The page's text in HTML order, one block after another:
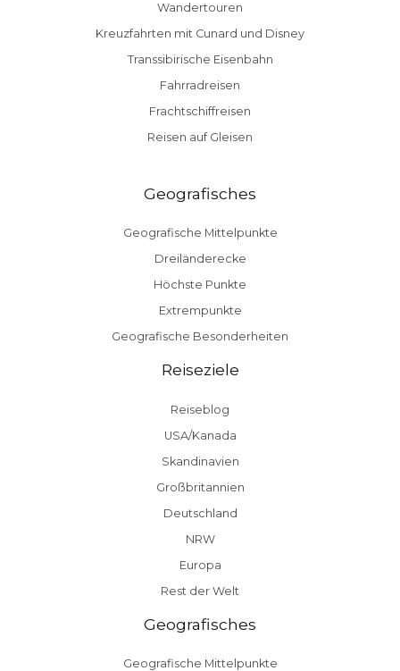
Wandertouren
Kreuzfahrten mit Cunard und Disney
Transsibirische Eisenbahn
Fahrradreisen
Frachtschiffreisen
Reisen auf Gleisen
Geografisches
Geografische Mittelpunkte
Dreiländerecke
Höchste Punkte
Extrempunkte
Geografische Besonderheiten
Reiseziele
Reiseblog
USA/Kanada
Skandinavien
Großbritannien
Deutschland
NRW
Europa
Rest der Welt
Geografisches
Geografische Mittelpunkte